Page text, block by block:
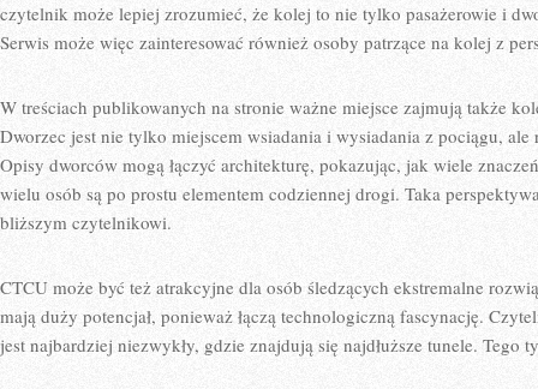
czytelnik może lepiej zrozumieć, że kolej to nie tylko pasażerowie i
Serwis może więc zainteresować również osoby patrzące na kolej z
W treściach publikowanych na stronie ważne miejsce zajmują także
Dworzec jest nie tylko miejscem wsiadania i wysiadania z pociągu,
Opisy dworców mogą łączyć architekturę, pokazując, jak wiele
wielu osób są po prostu elementem codziennej drogi. Taka
bliższym czytelnikowi.
CTCU może być też atrakcyjne dla osób śledzących ekstremalne
mają duży potencjał, ponieważ łączą technologiczną fascynację.
jest najbardziej niezwykły, gdzie znajdują się najdłuższe tunele. Tego